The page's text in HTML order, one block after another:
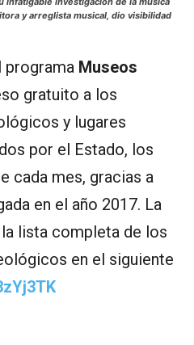
y arreglista musical, dio visibilidad
programa Museos
gratuito a los
y lugares
por el Estado, los
cada mes, gracias a
en el año 2017. La
lista completa de los
en el siguiente